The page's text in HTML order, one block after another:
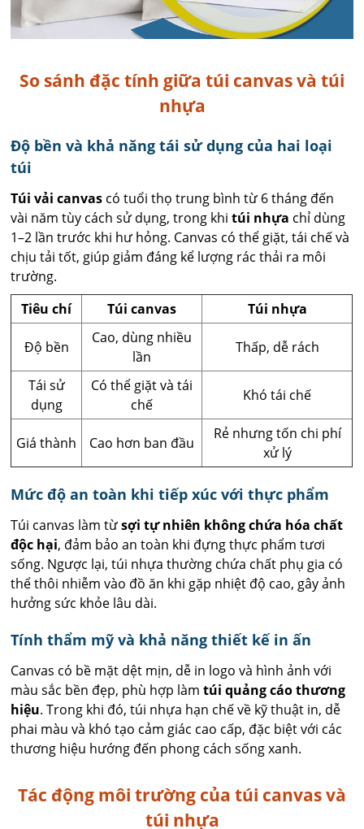
So sánh đặc tính giữa túi canvas và túi
nhựa
Độ bền và khả năng tái sử dụng của hai loại
túi
Túi vải canvas có tuổi thọ trung bình từ 6 tháng đến
vài năm tùy cách sử dụng, trong khitúi nhựa chỉ dùng
1–2 lần trước khi hư hỏng. Canvas có thể giặt, tái chế và
chịu tải tốt, giúp giảm đáng kể lượng rác thải ra môi
trường.
Tiêu chí
Túi canvas Túi nhựa
Độ bền
Cao, dùng nhiều
lần
Thấp, dễ rách
Tái sử
dụng
Có thể giặt và tái
chế
Khó tái chế
Giá thành Cao hơn ban đầu
Rẻ nhưng tốn chi phí
xử lý
Mức độ an toàn khi tiếp xúc với thực phẩm
Túi canvas làm từsợi tự nhiên không chứa hóa chất
độc hại, đảm bảo an toàn khi đựng thực phẩm tươi
sống. Ngược lại, túi nhựa thường chứa chất phụ gia có
thể thôi nhiễm vào đồ ăn khi gặp nhiệt độ cao, gây ảnh
hưởng sức khỏe lâu dài.
Tính thẩm mỹ và khả năng thiết kế in ấn
Canvas có bề mặt dệt mịn, dễ in logo và hình ảnh với
màu sắc bền đẹp, phù hợp làmtúi quảng cáo thương
hiệu. Trong khi đó, túi nhựa hạn chế về kỹ thuật in, dễ
phai màu và khó tạo cảm giác cao cấp, đặc biệt với các
thương hiệu hướng đến phong cách sống xanh.
Tác động môi trường của túi canvas và
túi nhựa